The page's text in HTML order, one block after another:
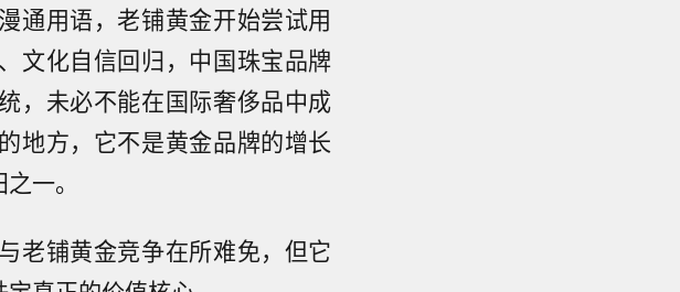
通用语，老铺黄金开始尝试用
文化自信回归，中国珠宝品牌
，未必不能在国际奢侈品中成
地方，它不是黄金品牌的增长
一。
老铺黄金竞争在所难免，但它
款本土威士忌品牌“经美国
在社交媒体上表示，欧盟委
平台TikTok和美国元公司
尔科夫州的伊万尼夫卡。